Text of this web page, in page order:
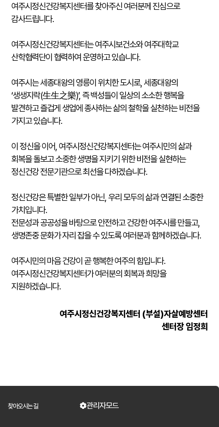
여주시정신건강복지센터를 찾아주신 여러분께 진심으로
감사드립니다.
여주시정신건강복지센터는 여주시보건소와 여주대학교
산학협력단이 협력하여 운영하고 있습니다.
여주시는 세종대왕의 영릉이 위치한 도시로, 세종대왕의
‘생생지락(生生之樂)’, 즉 백성들이 일상의 소소한 행복을
발견하고 즐겁게 생업에 종사하는 삶의 철학을 실천하는 비전을
가지고 있습니다.
이 정신을 이어, 여주시정신건강복지센터는 여주시민의 삶과
회복을 돌보고 소중한 생명을 지키기 위한 비전을 실현하는
정신건강 전문기관으로 최선을 다하겠습니다.
정신건강은 특별한 일부가 아닌, 우리 모두의 삶과 연결된 소중한
가치입니다.
전문성과 공공성을 바탕으로 안전하고 건강한 여주시를 만들고,
생명존중 문화가 자리 잡을 수 있도록 여러분과 함께하겠습니다.
여주시민의 마음 건강이 곧 행복한 여주의 힘입니다.
여주시정신건강복지센터가 여러분의 회복과 희망을
지원하겠습니다.
여주시정신건강복지센터 (부설)자살예방센터
센터장 임정희
찾아오시는 길 관리자모드